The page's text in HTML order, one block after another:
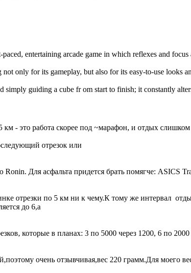
paced, entertaining arcade game in which reflexes and
only for its gameplay, but also for its easy-to-use looks
simply guiding a cube fr om start to finish; it constantly
- это работа скорее под ~марафон, и отдых
отрезок или
Для асфальта придется брать помягче: ASICS
отрезки по 5 км ни к чему.К тому же интервал
до 6,а
которые в планах: 3 по 5000 через 1200, 6 по
очень отзывчивая,вес 220 грамм.Для моего